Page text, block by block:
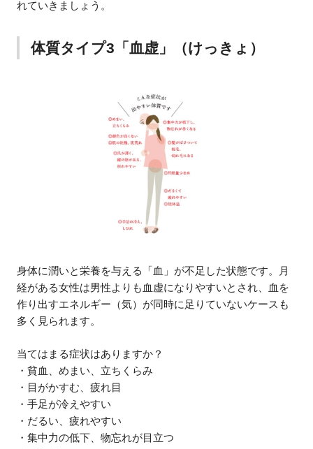
れていきましょう。
体質タイプ3「血虚」（けっきょ）
身体に潤いと栄養を与える「血」が不足した状態です。月
経がある女性は男性よりも血虚になりやすいとされ、血を
作り出すエネルギー（気）が同時に足りていないケースも
多く見られます。
当てはまる症状はありますか？
・貧血、めまい、立ちくらみ
・目がかすむ、疲れ目
・手足が冷えやすい
・だるい、疲れやすい
・集中力の低下、物忘れが目立つ